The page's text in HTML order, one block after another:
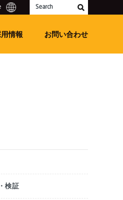
Search
情報 お問い合わせ
検証